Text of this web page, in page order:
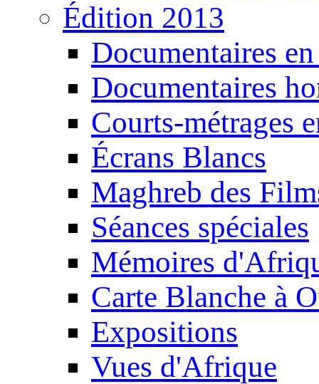
Édition 2013
Documentaires
Documentaires
Courts-métrages
Écrans Blancs
Maghreb des
Séances spéciales
Mémoires
Carte Blanche à
Expositions
Vues d'Afrique